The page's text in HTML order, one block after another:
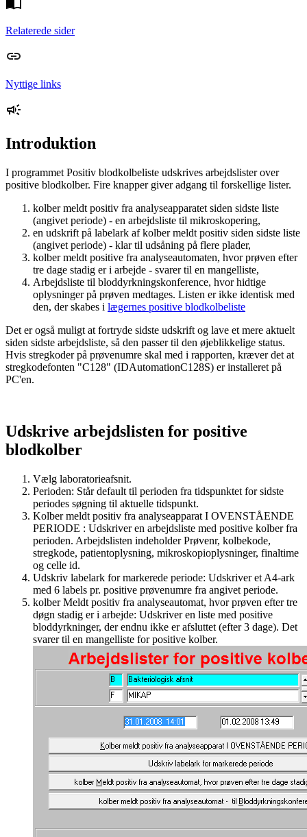
Relaterede sider
Nyttige links
Introduktion
I programmet Positiv blodkolbeliste udskrives arbejdslister over
positive blodkolber. Fire knapper giver adgang til forskellige lister.
kolber meldt positiv fra analyseapparatet siden sidste liste
(angivet periode) - en arbejdsliste til mikroskopering,
en udskrift på labelark af kolber meldt positiv siden sidste liste
(angivet periode) - klar til udsåning på flere plader,
kolber meldt positive fra analyseautomaten, hvor prøven efter
tre dage stadig er i arbejde - svarer til en mangelliste,
Arbejdsliste til bloddyrkningskonference, hvor hidtige
oplysninger på prøven medtages. Listen er ikke identisk med
den, der skabes i lægernes positive blodkolbeliste
Det er også muligt at fortryde sidste udskrift og lave et mere aktuelt
siden sidste arbejdsliste, så den passer til den øjeblikkelige status.
Hvis stregkoder på prøvenumre skal med i rapporten, kræver det at
stregkodefonten "C128" (IDAutomationC128S) er installeret på
PC'en.
Udskrive arbejdslisten for positive
blodkolber
Vælg laboratorieafsnit.
Perioden: Står default til perioden fra tidspunktet for sidste
periodes søgning til aktuelle tidspunkt.
Kolber meldt positiv fra analyseapparat I OVENSTÅENDE
PERIODE : Udskriver en arbejdsliste med positive kolber fra
perioden. Arbejdslisten indeholder Prøvenr, kolbekode,
stregkode, patientoplysning, mikroskopioplysninger, finaltime
og celle id.
Udskriv labelark for markerede periode: Udskriver et A4-ark
med 6 labels pr. positive prøvenumre fra angivet periode.
kolber Meldt positiv fra analyseautomat, hvor prøven efter tre
døgn stadig er i arbejde: Udskriver en liste med positive
bloddyrkninger, der endnu ikke er afsluttet (efter 3 dage). Det
svarer til en mangelliste for positive kolber.